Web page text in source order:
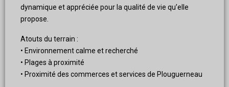
dynamique et appréciée pour la qualité de vie qu’elle
propose.
Atouts du terrain :
• Environnement calme et recherché
• Plages à proximité
• Proximité des commerces et services de Plouguerneau